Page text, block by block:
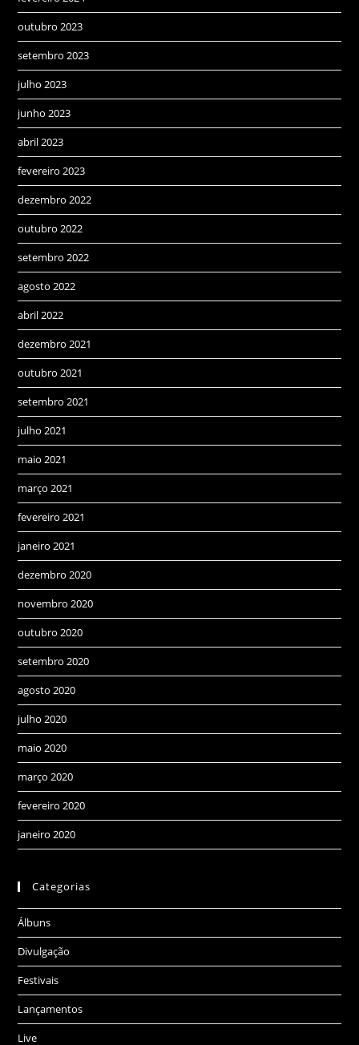
outubro 2023
setembro 2023
julho 2023
junho 2023
abril 2023
fevereiro 2023
dezembro 2022
outubro 2022
setembro 2022
agosto 2022
abril 2022
dezembro 2021
outubro 2021
setembro 2021
julho 2021
maio 2021
março 2021
fevereiro 2021
janeiro 2021
dezembro 2020
novembro 2020
outubro 2020
setembro 2020
agosto 2020
julho 2020
maio 2020
março 2020
fevereiro 2020
janeiro 2020
Categorias
Álbuns
Divulgação
Festivais
Lançamentos
Live